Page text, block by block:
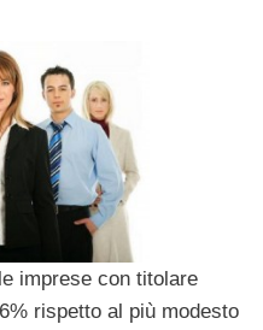
imprese con titolare
rispetto al più modesto